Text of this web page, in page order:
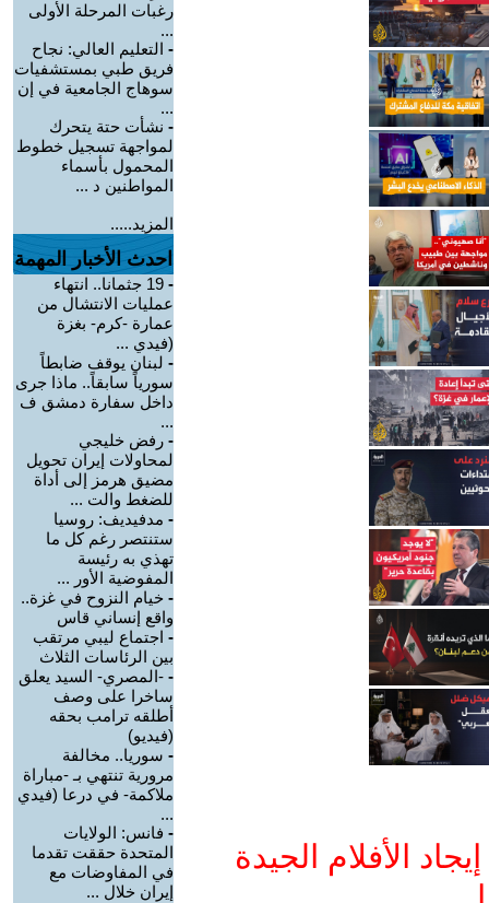
الأفلام الجيدة
رغبات المرحلة الأولى
...
- التعليم العالي: نجاح
فريق طبي بمستشفيات
سوهاج الجامعية في إن
...
- نشأت حتة يتحرك
لمواجهة تسجيل خطوط
المحمول بأسماء
المواطنين د ...
المزيد.....
احدث الأخبار المهمة
-
19 جثمانا.. انتهاء
عمليات الانتشال من
عمارة -كرم- بغزة
(فيدي ...
- لبنان يوقف ضابطاً
سورياً سابقاً.. ماذا جرى
داخل سفارة دمشق ف
...
- رفض خليجي
لمحاولات إيران تحويل
مضيق هرمز إلى أداة
للضغط والت ...
- مدفيديف: روسيا
ستنتصر رغم كل ما
تهذي به رئيسة
المفوضية الأور ...
- خيام النزوح في غزة..
واقع إنساني قاس
- اجتماع ليبي مرتقب
بين الرئاسات الثلاث
- -المصري- السيد يعلق
ساخرا على وصف
أطلقه ترامب بحقه
(فيديو)
- سوريا.. مخالفة
مرورية تنتهي بـ -مباراة
ملاكمة- في درعا (فيدي
...
- فانس: الولايات
المتحدة حققت تقدما
في المفاوضات مع
إيران خلال ...